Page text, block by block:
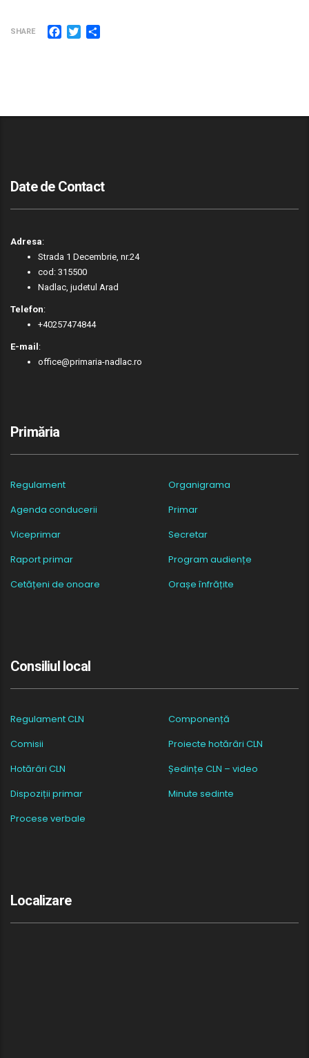
SHARE Facebook
Twitter
Date de Contact
Adresa:
Strada 1 Decembrie, nr.24
cod: 315500
Nadlac, judetul Arad
Telefon:
+40257474844
E-mail:
office@primaria-nadlac.ro
Primăria
Regulament
Organigrama
Agenda conducerii
Primar
Viceprimar
Secretar
Raport primar
Program audiențe
Cetățeni de onoare
Orașe înfrățite
Consiliul local
Regulament CLN
Componență
Comisii
Proiecte hotărâri CLN
Hotărâri CLN
Ședințe CLN – video
Dispoziții primar
Minute sedinte
Procese verbale
Localizare